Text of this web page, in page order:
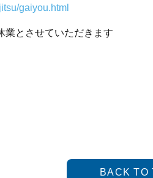
gaiyou.html
とさせていただきます
BACK TO